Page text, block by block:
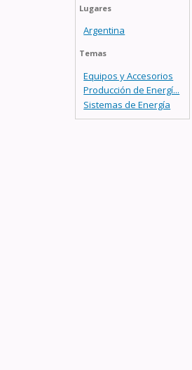
Lugares
Argentina
Temas
Equipos y Accesorios
Producción de Energí...
Sistemas de Energía